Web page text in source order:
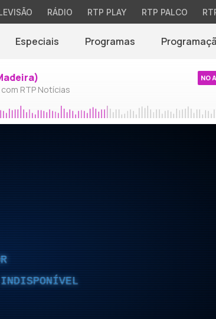
RÁDIO RTP PLAY RTP PALCO
Especiais Programas
RTP Notícias
NO
INDISPONÍVEL